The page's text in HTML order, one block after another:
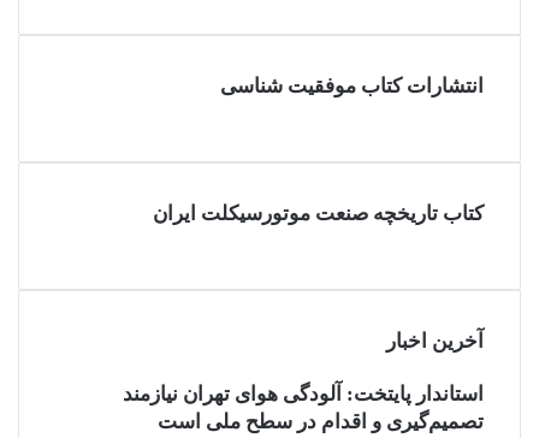
انتشارات کتاب موفقیت شناسی
کتاب تاریخچه صنعت موتورسیکلت ایران
آخرین اخبار
استاندار پایتخت: آلودگی هوای تهران نیازمند
تصمیم‌گیری و اقدام در سطح ملی است